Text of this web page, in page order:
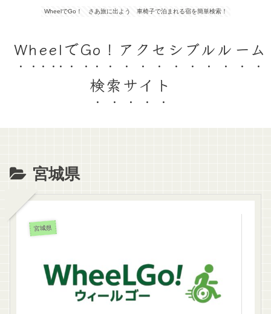
WheelでGo！ さあ旅に出よう 車椅子で泊まれる宿を簡単検索！
WheelでGo！アクセシブルルーム
検索サイト
宮城県
宮城県